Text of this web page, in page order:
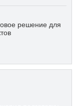
решение для